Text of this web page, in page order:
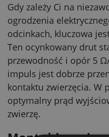
Gdy zależy Ci na
ogrodzenia
odcinkach, kluczowa
Ten ocynkowany drut
przewodność i opór 5
impuls jest dobrze
kontaktu zwierzęcia. W
optymalny prąd
zwierzę.